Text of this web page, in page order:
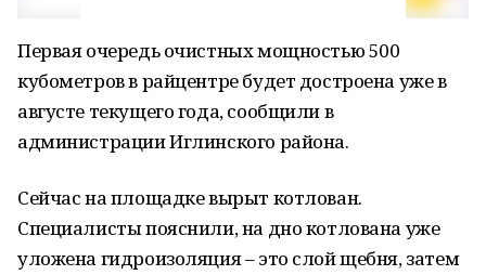
Первая очередь очистных мощностью 500
кубометров в райцентре будет достроена уже в
августе текущего года, сообщили в
администрации Иглинского района.
Сейчас на площадке вырыт котлован.
Специалисты пояснили, на дно котлована уже
уложена гидроизоляция – это слой щебня, затем